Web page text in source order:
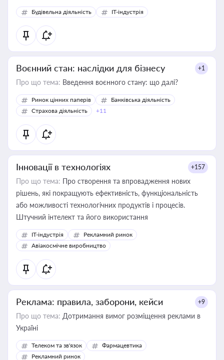
Будівельна діяльність IT-індустрія
Воєнний стан: наслідки для бізнесу +1
Про що тема: Введення воєнного стану: що далі?
Ринок цінних паперів
Банківська діяльність
Страхова діяльність
+11
Інновації в технологіях +157
Про що тема: Про створення та впровадження нових
рішень, які покращують ефективність, функціональність
або можливості технологічних продуктів і процесів.
Штучний інтелект та його використання
IT-індустрія
Рекламний ринок
Авіакосмічне виробництво
Реклама: правила, заборони, кейси +9
Про що тема: Дотримання вимог розміщення реклами в
Україні
Телеком та зв'язок
Фармацевтика
Рекламний ринок